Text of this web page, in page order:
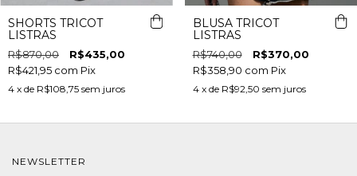
SHORTS TRICOT
LISTRAS
R$870,00
R$435,00
R$421,95 com Pix
4 x de R$108,75 sem juros
BLUSA TRICOT
LISTRAS
R$740,00
R$370,00
R$358,90 com Pix
4 x de R$92,50 sem juros
NEWSLETTER